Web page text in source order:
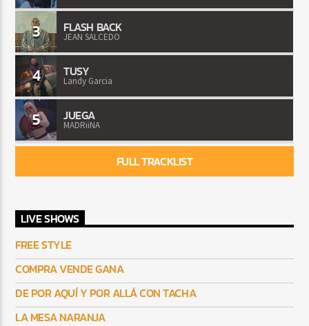
3 FLASH BACK
JEAN SALCEDO
4 TUSY
Landy Garcia
5 JUEGA
MADRiiNA
FULL TRACKLIST
LIVE SHOWS
FREE STYLE
COMPRA VENDE GANA
DE POR AQUÍ Y POR ALLÁ CON TACHA
LA MESA NARANJA